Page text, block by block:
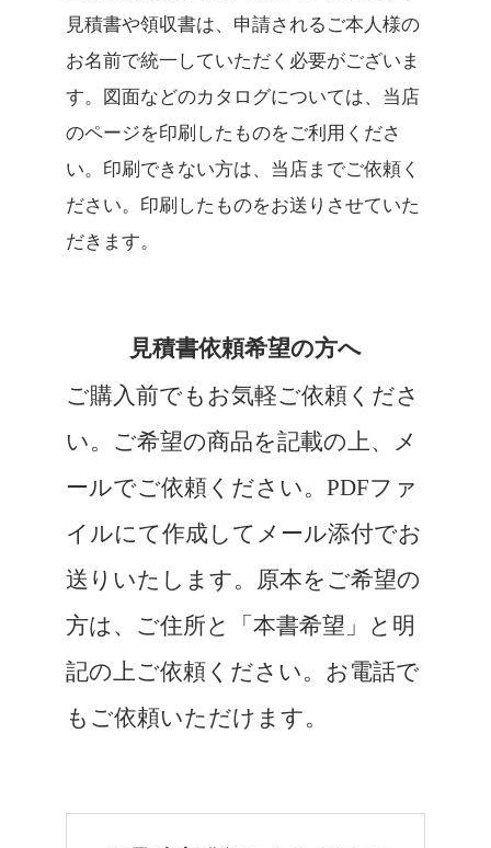
見積書や領収書は、申請されるご本人様の
お名前で統一していただく必要がございま
す。図面などのカタログについては、当店
のページを印刷したものをご利用くださ
い。印刷できない方は、当店までご依頼く
ださい。印刷したものをお送りさせていた
だきます。
見積書依頼希望の方へ
ご購入前でもお気軽ご依頼くださ
い。ご希望の商品を記載の上、メ
ールでご依頼ください。PDFファ
イルにて作成してメール添付でお
送りいたします。原本をご希望の
方は、ご住所と「本書希望」と明
記の上ご依頼ください。お電話で
もご依頼いただけます。